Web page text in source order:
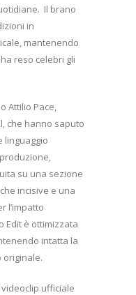
Il brano
in
mantenendo
reso celebri gli
Attilio Pace,
che hanno saputo
linguaggio
su una sezione
incisive e una
l’impatto
Edit è ottimizzata
intatta la
ufficiale